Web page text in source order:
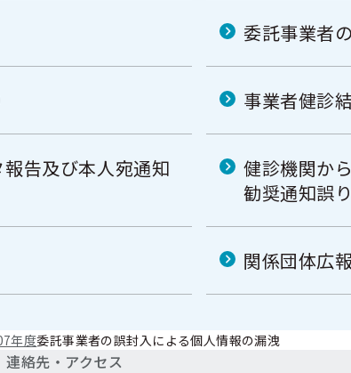
委託事業者
事業者健診
告及び本人宛通知
健診機関か
勧奨通知誤り
関係団体広
年度委託事業者の誤封入による個人情報の漏洩
連絡先・アクセス